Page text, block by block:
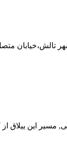
تالش،خیابان
مسیر این ییلاق